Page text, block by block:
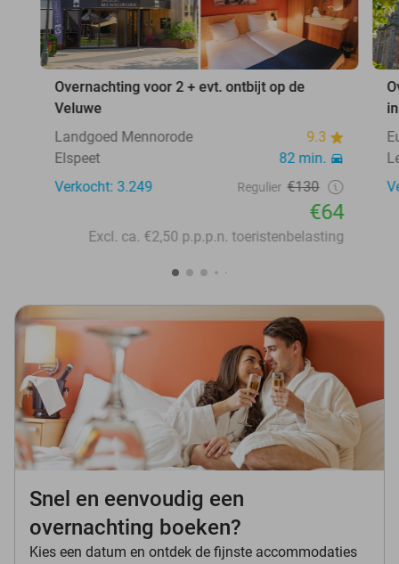
Overnachting voor 2 + evt. ontbijt op de
Veluwe
Landgoed Mennorode
9.3
Elspeet
82 min.
Verkocht: 3.249
Regulier €130
€64
Excl. ca. €2,50 p.p.p.n. toeristenbelasting
Snel en eenvoudig een
overnachting boeken?
Kies een datum en ontdek de fijnste accommodaties